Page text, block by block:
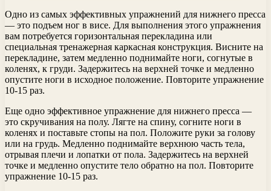
Одно из самых эффективных упражнений для нижнего пресса
— это подъем ног в висе. Для выполнения этого упражнения
вам потребуется горизонтальная перекладина или
специальная тренажерная каркасная конструкция. Висните на
перекладине, затем медленно поднимайте ноги, согнутые в
коленях, к груди. Задержитесь на верхней точке и медленно
опустите ноги в исходное положение. Повторите упражнение
10-15 раз.
Еще одно эффективное упражнение для нижнего пресса —
это скручивания на полу. Лягте на спину, согните ноги в
коленях и поставьте стопы на пол. Положите руки за голову
или на грудь. Медленно поднимайте верхнюю часть тела,
отрывая плечи и лопатки от пола. Задержитесь на верхней
точке и медленно опустите тело обратно на пол. Повторите
упражнение 10-15 раз.